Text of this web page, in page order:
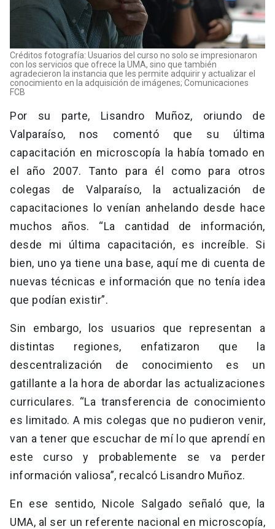
Créditos fotografía: Usuarios del curso no solo se impresionaron
con los servicios que ofrece la UMA, sino que también
agradecieron la instancia que les permite adquirir y actualizar el
conocimiento en la adquisición de imágenes; Comunicaciones
FCB
Por su parte, Lisandro Muñoz, oriundo de
Valparaíso, nos comentó que su última
capacitación en microscopía la había tomado en
el año 2007. Tanto para él como para otros
colegas de Valparaíso, la actualización de
capacitaciones lo venían anhelando desde hace
muchos años. “La cantidad de información,
desde mi última capacitación, es increíble. Si
bien, uno ya tiene una base, aquí me di cuenta de
nuevas técnicas e información que no tenía idea
que podían existir”.
Sin embargo, los usuarios que representan a
distintas regiones, enfatizaron que la
descentralización de conocimiento es un
gatillante a la hora de abordar las actualizaciones
curriculares. “La transferencia de conocimiento
es limitado. A mis colegas que no pudieron venir,
van a tener que escuchar de mí lo que aprendí en
este curso y probablemente se va perder
información valiosa”, recalcó Lisandro Muñoz.
En ese sentido, Nicole Salgado señaló que, la
UMA, al ser un referente nacional en microscopía,